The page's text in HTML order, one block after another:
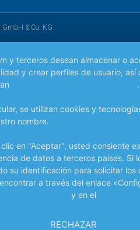
& Co. KG
y terceros desean almacenar o
y crear perfiles de usuario,
se utilizan cookies y
nombre.
clic en "Aceptar", usted consiente
de datos a terceros países. Si
su identificación para solicitar
a través del enlace
y en el
RECHAZAR